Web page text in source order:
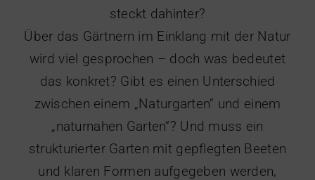
steckt dahinter?
Über das Gärtnern im Einklang mit der Natur
wird viel gesprochen – doch was bedeutet
das konkret? Gibt es einen Unterschied
zwischen einem „Naturgarten“ und einem
„naturnahen Garten“? Und muss ein
strukturierter Garten mit gepflegten Beeten
und klaren Formen aufgegeben werden,